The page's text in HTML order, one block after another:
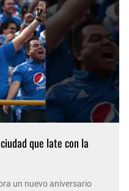
que late con la
un nuevo aniversario